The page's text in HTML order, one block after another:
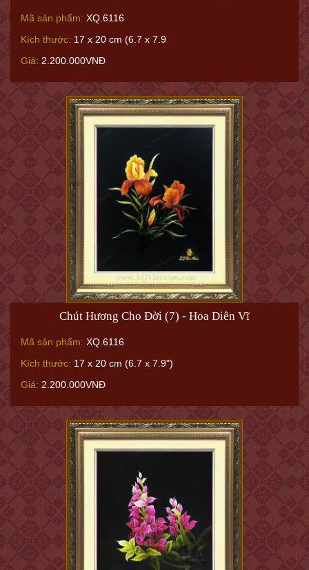
Mã sản phẩm: XQ.6116
Kích thước: 17 x 20 cm (6.7 x 7.9
Giá: 2.200.000VNĐ
Chút Hương Cho Đời (7) - Hoa Diên Vĩ
Mã sản phẩm: XQ.6116
Kích thước: 17 x 20 cm (6.7 x 7.9")
Giá: 2.200.000VNĐ